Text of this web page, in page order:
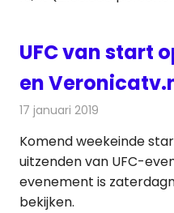
UFC van start
en
17 januari 2019
Komend weekeinde
uitzenden van UFC-
evenement is
bekijken.